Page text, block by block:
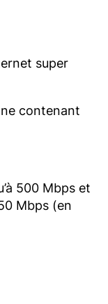
super
contenant
500 Mbps et
Mbps (en